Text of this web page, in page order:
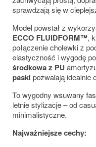
sprawdzają się w
Model powstał z
ECCO FLUIDFORM™,
połączenie cholewki z
elastyczność i wygodę
środkowa z PU
paski pozwalają idealnie
To wygodny wsuwany
letnie stylizacje – od
minimalistyczne.
Najważniejsze cechy: